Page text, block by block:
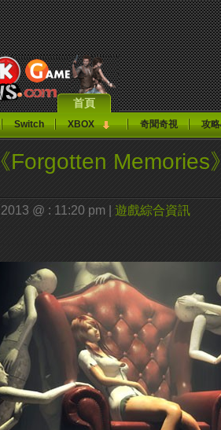
首頁
Switch XBOX 奇聞奇視 攻
Forgotten Memories
@ : 11:20 pm | 遊戲綜合資訊